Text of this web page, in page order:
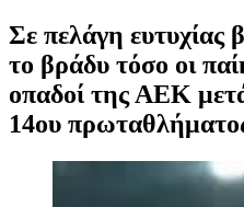
Σε πελάγη ευτυχίας
το βράδυ τόσο οι
οπαδοί της ΑΕΚ
14ου